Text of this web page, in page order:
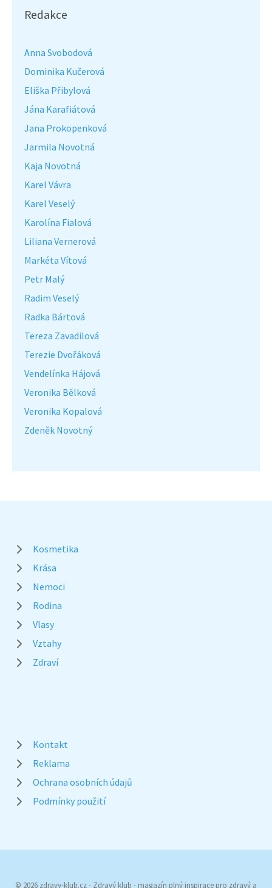
Redakce
Anna Svobodová
Dominika Kučerová
Eliška Přibylová
Jána Karafiátová
Jana Prokopenková
Jarmila Novotná
Kaja Novotná
Karel Vávra
Karel Veselý
Karolína Fialová
Liliana Vernerová
Markéta Vítová
Petr Malý
Radim Veselý
Radka Bártová
Tereza Zavadilová
Terezie Dvořáková
Vendelínka Hájová
Veronika Bělková
Veronika Kopalová
Zdeněk Novotný
Kosmetika
Krása
Nemoci
Rodina
Vlasy
Vztahy
Zdraví
Kontakt
Reklama
Ochrana osobních údajů
Podmínky použití
© 2026 zdravy-klub.cz - Zdravý klub - magazín plný inspirace pro zdravý a